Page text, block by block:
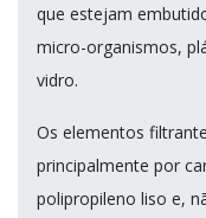
que estejam
micro-organismos,
vidro.
Os elementos
principalmente por
polipropileno liso e,